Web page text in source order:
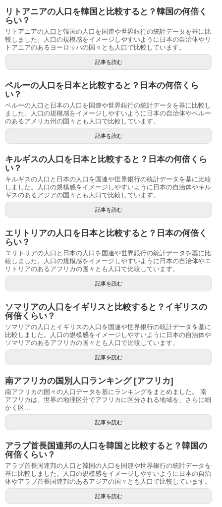
リトアニアの人口を韓国と比較すると？韓国の何倍く
らい？
リトアニアの人口と韓国の人口を国連や世界銀行の統計データを基に比
較しました。人口の規模感をイメージしやすいように日本の自治体やリ
トアニアのあるヨーロッパの国々とも人口で比較しています。
記事を読む
ペルーの人口を日本と比較すると？日本の何倍くら
い？
ペルーの人口と日本の人口を国連や世界銀行の統計データを基に比較し
ました。人口の規模感をイメージしやすいように日本の自治体やペルー
のあるアメリカ州の国々とも人口で比較しています。
記事を読む
キルギスの人口を日本と比較すると？日本の何倍くら
い？
キルギスの人口と日本の人口を国連や世界銀行の統計データを基に比較
しました。人口の規模感をイメージしやすいように日本の自治体やキル
ギスのあるアジアの国々とも人口で比較しています。
記事を読む
エリトリアの人口を日本と比較すると？日本の何倍く
らい？
エリトリアの人口と日本の人口を国連や世界銀行の統計データを基に比
較しました。人口の規模感をイメージしやすいように日本の自治体やエ
リトリアのあるアフリカの国々とも人口で比較しています。
記事を読む
ソマリアの人口をイギリスと比較すると？イギリスの
何倍くらい？
ソマリアの人口とイギリスの人口を国連や世界銀行の統計データを基に
比較しました。人口の規模感をイメージしやすいように日本の自治体や
ソマリアのあるアフリカの国々とも人口で比較しています。
記事を読む
南アフリカの国別人口ランキング [アフリカ]
南アフリカの国々の人口データを基にランキングをまとめました。 南
アフリカは、世界の地理区分でアフリカに区分される地域を、さらに細
かく区...
記事を読む
アラブ首長国連邦の人口を韓国と比較すると？韓国の
何倍くらい？
アラブ首長国連邦の人口と韓国の人口を国連や世界銀行の統計データを
基に比較しました。人口の規模感をイメージしやすいように日本の自治
体やアラブ首長国連邦のあるアジアの国々とも人口で比較しています。
記事を読む